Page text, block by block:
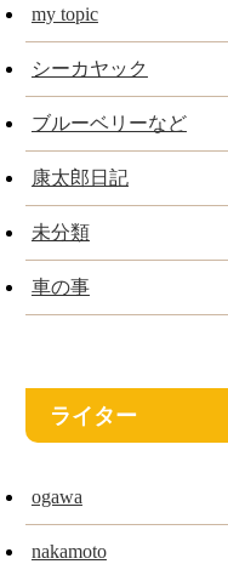
my topic
シーカヤック
ブルーベリーなど
康太郎日記
未分類
車の事
ライター
ogawa
nakamoto